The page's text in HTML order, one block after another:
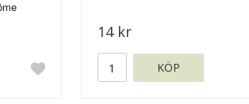
14 kr
KÖP